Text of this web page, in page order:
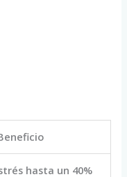
hasta un 40%